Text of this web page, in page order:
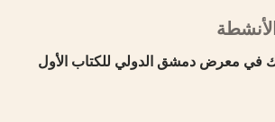
في معرض دمشق الدولي للكتاب الأول